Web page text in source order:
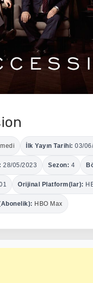
İlk Yayın Tarihi: 03/
28/05/2023 Sezon: 4
Orijinal Platform(lar):
HBO Max